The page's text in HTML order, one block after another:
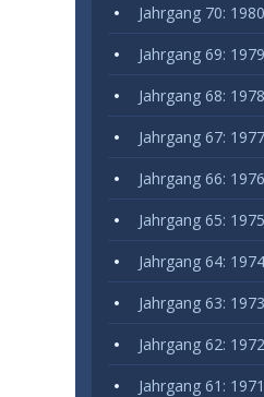
Jahrgang 70: 1980
Jahrgang 69: 1979
Jahrgang 68: 1978
Jahrgang 67: 1977
Jahrgang 66: 1976
Jahrgang 65: 1975
Jahrgang 64: 1974
Jahrgang 63: 1973
Jahrgang 62: 1972
Jahrgang 61: 1971